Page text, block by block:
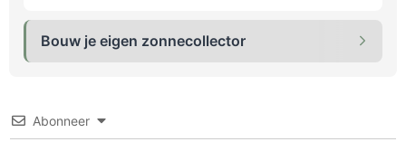
Bouw je eigen zonnecollector
Abonneer